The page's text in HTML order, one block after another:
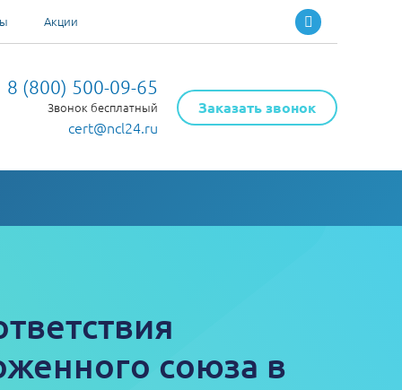
Акции
8 (800) 500-09-65
Звонок бесплатный
cert@ncl24.ru
Заказать звонок
союза в